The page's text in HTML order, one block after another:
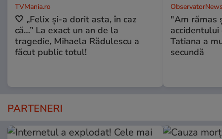
TVMania.ro
🤍 „Felix și-a dorit asta, în caz
că…” La exact un an de la
tragedie, Mihaela Rădulescu a
făcut public totul!
"Am rămas
accidentului
Tatiana a
secundă
PARTENERI